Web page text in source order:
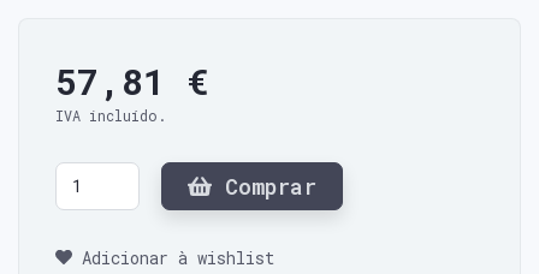
57,81 €
IVA incluído.
Comprar
Adicionar à wishlist